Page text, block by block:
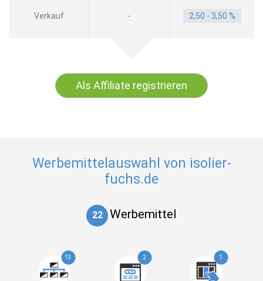
Verkauf - 2,50 - 3,50 %
Als Affiliate registrieren
Werbemittelauswahl von isolier-
fuchs.de
22 Werbemittel
13 2 1